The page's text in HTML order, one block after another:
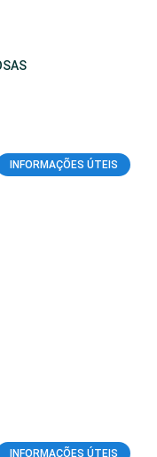
INFORMAÇÕES ÚTEIS
INFORMAÇÕES ÚTEIS